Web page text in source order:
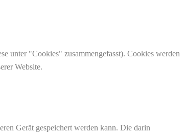
unter "Cookies" zusammengefasst). Cookies werden
Website.
Gerät gespeichert werden kann. Die darin